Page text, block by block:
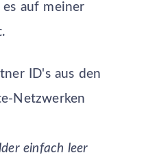
es auf meiner
ID's aus den
Netzwerken
einfach leer